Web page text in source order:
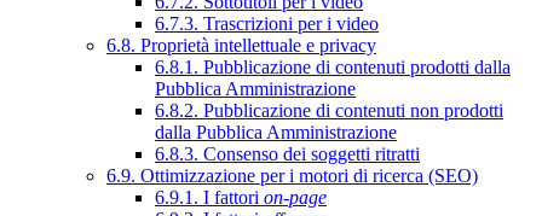
6.7.3. Trascrizioni per i video
6.8. Proprietà intellettuale e privacy
6.8.1. Pubblicazione di contenuti prodotti dalla
Pubblica Amministrazione
6.8.2. Pubblicazione di contenuti non prodotti
dalla Pubblica Amministrazione
6.8.3. Consenso dei soggetti ritratti
6.9. Ottimizzazione per i motori di ricerca (SEO)
6.9.1. I fattori on-page